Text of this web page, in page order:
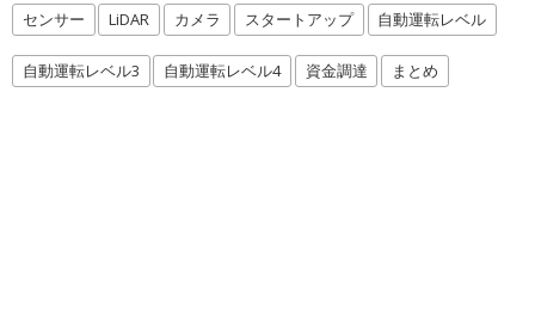
センサー LiDAR カメラ スタートアップ 自動運転レベル
自動運転レベル3 自動運転レベル4 資金調達 まとめ